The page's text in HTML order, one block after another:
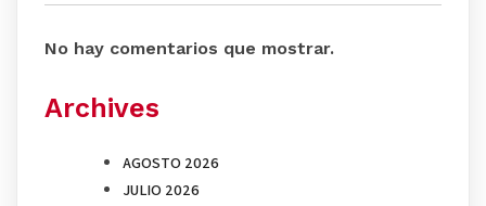
No hay comentarios que mostrar.
Archives
AGOSTO 2026
JULIO 2026